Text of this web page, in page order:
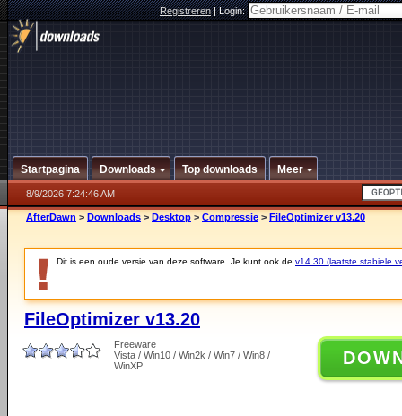
Registreren|Login:
Startpagina Downloads Top downloads Meer
8/9/2026 7:24:46 AM
AfterDawn > Downloads > Desktop > Compressie > FileOptimizer v13.20
Dit is een oude versie van deze software. Je kunt ook de v14.30 (laatste stabiele
FileOptimizer v13.20
Freeware
Vista / Win10 / Win2k / Win7 / Win8 /
WinXP